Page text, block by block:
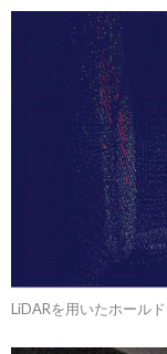
LiDARを用いたホール